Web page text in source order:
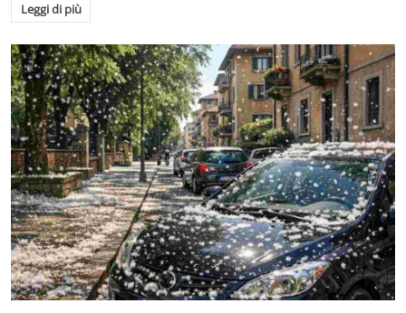
Leggi di più